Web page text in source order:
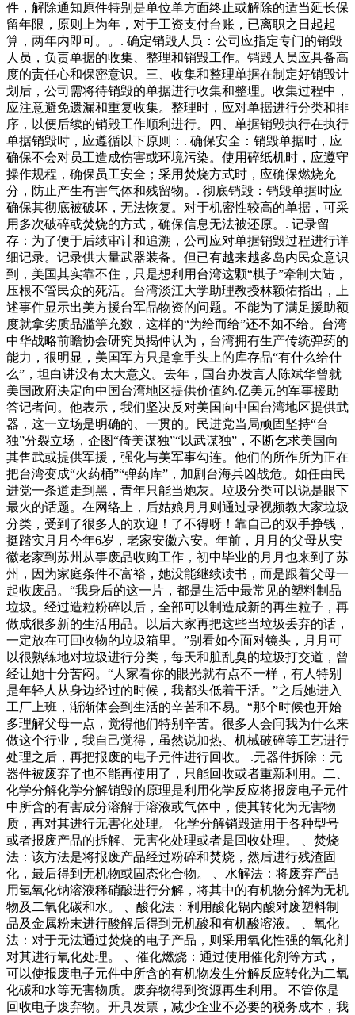
件，解除通知原件特别是单位单方面终止或解除的适当延长保
留年限，原则上为年，对于工资支付台账，已离职之日起起
算，两年内即可。。. 确定销毁人员：公司应指定专门的销毁
人员，负责单据的收集、整理和销毁工作。销毁人员应具备高
度的责任心和保密意识。三、收集和整理单据在制定好销毁计
划后，公司需将待销毁的单据进行收集和整理。收集过程中，
应注意避免遗漏和重复收集。整理时，应对单据进行分类和排
序，以便后续的销毁工作顺利进行。四、单据销毁执行在执行
单据销毁时，应遵循以下原则：. 确保安全：销毁单据时，应
确保不会对员工造成伤害或环境污染。使用碎纸机时，应遵守
操作规程，确保员工安全；采用焚烧方式时，应确保燃烧充
分，防止产生有害气体和残留物。. 彻底销毁：销毁单据时应
确保其彻底被破坏，无法恢复。对于机密性较高的单据，可采
用多次破碎或焚烧的方式，确保信息无法被还原。. 记录留
存：为了便于后续审计和追溯，公司应对单据销毁过程进行详
细记录。记录供大量武器装备。但已有越来越多岛内民众意识
到，美国其实靠不住，只是想利用台湾这颗“棋子”牵制大陆，
压根不管民众的死活。台湾淡江大学助理教授林颖佑指出，上
述事件显示出美方援台军品物资的问题。不能为了满足援助额
度就拿劣质品滥竽充数，这样的“为给而给”还不如不给。台湾
中华战略前瞻协会研究员揭仲认为，台湾拥有生产传统弹药的
能力，很明显，美国军方只是拿手头上的库存品“有什么给什
么”，坦白讲没有太大意义。去年，国台办发言人陈斌华曾就
美国政府决定向中国台湾地区提供价值约.亿美元的军事援助
答记者问。他表示，我们坚决反对美国向中国台湾地区提供武
器，这一立场是明确的、一贯的。民进党当局顽固坚持“台
独”分裂立场，企图“倚美谋独”“以武谋独”，不断乞求美国向
其售武或提供军援，强化与美军事勾连。他们的所作所为正在
把台湾变成“火药桶”“弹药库”，加剧台海兵凶战危。如任由民
进党一条道走到黑，青年只能当炮灰。垃圾分类可以说是眼下
最火的话题。在网络上，后姑娘月月则通过录视频教大家垃圾
分类，受到了很多人的欢迎！了不得呀！靠自己的双手挣钱，
挺踏实月月今年6岁，老家安徽六安。年前，月月的父母从安
徽老家到苏州从事废品收购工作，初中毕业的月月也来到了苏
州，因为家庭条件不富裕，她没能继续读书，而是跟着父母一
起收废品。“我身后的这一片，都是生活中最常见的塑料制品
垃圾。经过造粒粉碎以后，全部可以制造成新的再生粒子，再
做成很多新的生活用品。以后大家再把这些当垃圾丢弃的话，
一定放在可回收物的垃圾箱里。”别看如今面对镜头，月月可
以很熟练地对垃圾进行分类，每天和脏乱臭的垃圾打交道，曾
经让她十分苦闷。“人家看你的眼光就有点不一样，有人特别
是年轻人从身边经过的时候，我都头低着干活。”之后她进入
工厂上班，渐渐体会到生活的辛苦和不易。“那个时候也开始
多理解父母一点，觉得他们特别辛苦。很多人会问我为什么来
做这个行业，我自己觉得，虽然说加热、机械破碎等工艺进行
处理之后，再把报废的电子元件进行回收。 .元器件拆除：元
器件被废弃了也不能再使用了，只能回收或者重新利用。二、
化学分解化学分解销毁的原理是利用化学反应将报废电子元件
中所含的有害成分溶解于溶液或气体中，使其转化为无害物
质，再对其进行无害化处理。 化学分解销毁适用于各种型号
或者报废产品的拆解、无害化处理或者是回收处理。 、焚烧
法：该方法是将报废产品经过粉碎和焚烧，然后进行残渣固
化，最后得到无机物或固态化合物。 、水解法：将废弃产品
用氢氧化钠溶液稀硝酸进行分解，将其中的有机物分解为无机
物及二氧化碳和水。 、酸化法：利用酸化锅内酸对废塑料制
品及金属粉末进行酸解后得到无机酸和有机酸溶液。 、氧化
法：对于无法通过焚烧的电子产品，则采用氧化性强的氧化剂
对其进行氧化处理。 、催化燃烧：通过使用催化剂等方式，
可以使报废电子元件中所含的有机物发生分解反应转化为二氧
化碳和水等无害物质。废弃物得到资源再生利用。 不管你是
回收电子废弃物。开具发票，减少企业不必要的税务成本，我